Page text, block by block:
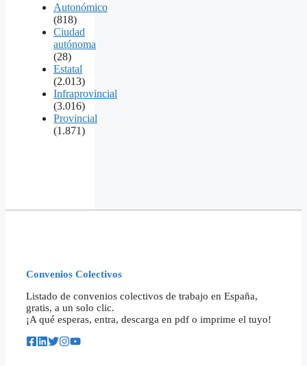
Autonómico
(818)
Ciudad
autónoma
(28)
Estatal
(2.013)
Infraprovincial
(3.016)
Provincial
(1.871)
Convenios Colectivos
Listado de convenios colectivos de trabajo en España,
gratis, a un solo clic.
¡A qué esperas, entra, descarga en pdf o imprime el tuyo!